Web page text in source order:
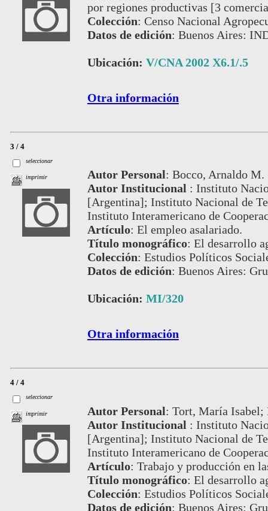
por regiones productivas [3
Colección: Censo Nacional
Datos de edición: Buenos Aires:
Ubicación: V/CNA 2002 X6.1/.5
Otra información
3 / 4
seleccionar
imprimir Autor Personal: Bocco, Arnaldo M.
Autor Institucional : Instituto
[Argentina]; Instituto Nacional de
Instituto Interamericano de
Artículo: El empleo asalariado.
Título monográfico: El desarrollo
Colección: Estudios Políticos
Datos de edición: Buenos Aires:
Ubicación: MI/320
Otra información
4 / 4
seleccionar
imprimir Autor Personal: Tort, María
Autor Institucional : Instituto
[Argentina]; Instituto Nacional de
Instituto Interamericano de
Artículo: Trabajo y producción en
Título monográfico: El desarrollo
Colección: Estudios Políticos
Datos de edición: Buenos Aires: